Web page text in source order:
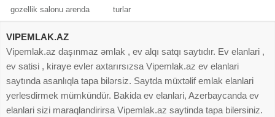
gozellik salonu arenda turlar
VIPEMLAK.AZ
Vipemlak.az daşınmaz əmlak , ev alqı satqı saytıdır. Ev elanlari ,
ev satisi , kiraye evler axtarırsızsa Vipemlak.az ev elanlari
saytında asanlıqla tapa bilərsiz. Saytda müxtəlif emlak elanlari
yerlesdirmek mümkündür. Bakida ev elanlari, Azerbaycanda ev
elanlari sizi maraqlandirirsa Vipemlak.az saytinda tapa bilersiniz.